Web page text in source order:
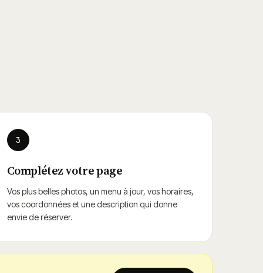
3
Complétez votre page
Vos plus belles photos, un menu à jour, vos horaires,
vos coordonnées et une description qui donne
envie de réserver.